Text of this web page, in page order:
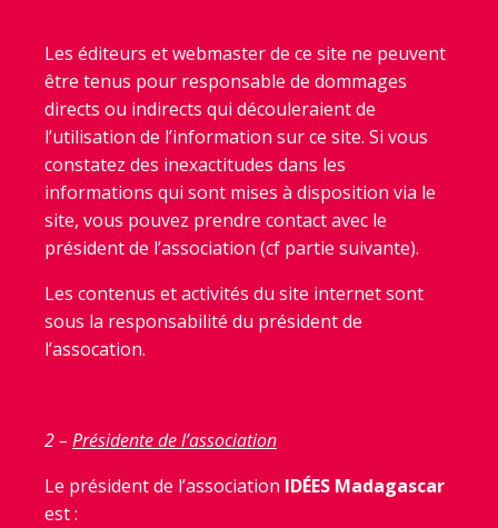
Les éditeurs et webmaster de ce site ne peuvent
être tenus pour responsable de dommages
directs ou indirects qui découleraient de
l’utilisation de l’information sur ce site. Si vous
constatez des inexactitudes dans les
informations qui sont mises à disposition via le
site, vous pouvez prendre contact avec le
président de l’association (cf partie suivante).
Les contenus et activités du site internet sont
sous la responsabilité du président de
l’assocation.
2 – Présidente de l’association
Le président de l’association IDÉES Madagascar
est :